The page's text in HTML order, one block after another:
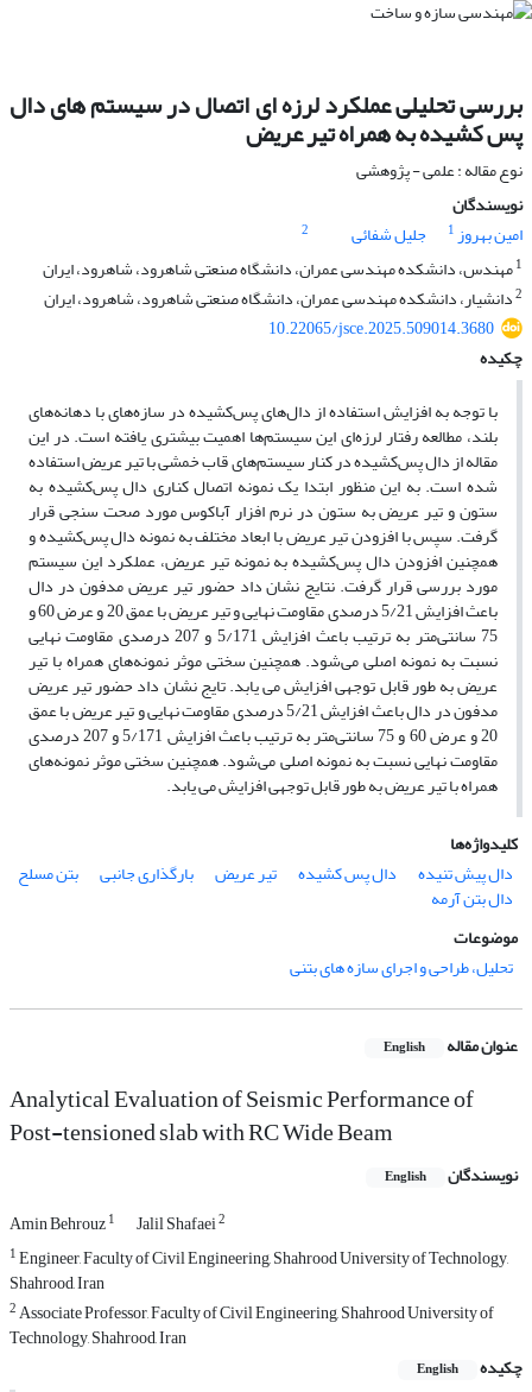
بررسی تحلیلی عملکرد لرزه ای اتصال در سیستم های دال
پس کشیده به همراه تیر عریض
نوع مقاله : علمی - پژوهشی
نویسندگان
امین بهروز1 جلیل شفائی
2
1مهندس، دانشکده مهندسی عمران، دانشگاه صنعتی شاهرود، شاهرود، ایران
2دانشیار، دانشکده مهندسی عمران، دانشگاه صنعتی شاهرود، شاهرود، ایران
10.22065/jsce.2025.509014.3680
چکیده
با توجه به افزایش استفاده از دال‌های پس‌کشیده در سازه‌های با دهانه‌های
بلند، مطالعه رفتار لرزه‌ای این سیستم‌ها اهمیت بیشتری یافته است. در این
مقاله از دال پس‌کشیده در کنار سیستم‌های قاب خمشی با تیر عریض استفاده
شده است. به این منظور ابتدا یک نمونه اتصال کناری دال پس‌کشیده به
ستون و تیر عریض به ستون در نرم افزار آباکوس مورد صحت سنجی قرار
گرفت. سپس با افزودن تیر عریض با ابعاد مختلف به نمونه دال پس‌کشیده و
همچنین افزودن دال پس‌کشیده به نمونه تیر عریض، عملکرد این سیستم
مورد بررسی قرار گرفت. نتایج نشان داد حضور تیر عریض مدفون در دال
باعث افزایش 5/21 درصدی مقاومت نهایی و تیر عریض با عمق 20 و عرض 60 و
75 سانتی‌متر به ترتیب باعث افزایش 5/171 و 207 درصدی مقاومت نهایی
نسبت به نمونه اصلی می‌شود. همچنین سختی موثر نمونه‌های همراه با تیر
عریض به طور قابل توجهی افزایش می یابد. تایج نشان داد حضور تیر عریض
مدفون در دال باعث افزایش 5/21 درصدی مقاومت نهایی و تیر عریض با عمق
20 و عرض 60 و 75 سانتی‌متر به ترتیب باعث افزایش 5/171 و 207 درصدی
مقاومت نهایی نسبت به نمونه اصلی می‌شود. همچنین سختی موثر نمونه‌های
همراه با تیر عریض به طور قابل توجهی افزایش می یابد.
کلیدواژه‌ها
دال پیش تنیده
دال پس کشیده تیر عریض بارگذاری جانبی بتن مسلح
دال بتن آرمه
موضوعات
تحلیل، طراحی و اجرای سازه های بتنی
عنوان مقاله English
Analytical Evaluation of Seismic Performance of
Post-tensioned slab with RC Wide Beam
نویسندگان English
Amin Behrouz1 Jalil Shafaei2
1Engineer, Faculty of Civil Engineering, Shahrood University of Technology,
Shahrood, Iran
2Associate Professor, Faculty of Civil Engineering, Shahrood University of
Technology, Shahrood, Iran
چکیده
English